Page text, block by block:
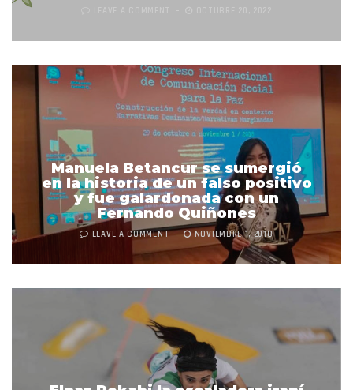
Manuela Betancur se sumergió
en la historia de un falso positivo
y fue galardonada con un
Fernando Quiñones
LEAVE A COMMENT NOVIEMBRE 1, 2018